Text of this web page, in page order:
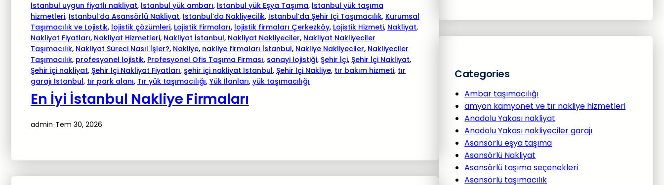
İstanbul uygun fiyatlı nakliyat, İstanbul yük ambarı, İstanbul yük Eşya Taşıma, İstanbul yük taşıma
hizmetleri, İstanbul’da Asansörlü Nakliyat, İstanbul’da Nakliyecilik, İstanbul’da Şehir İçi Taşımacılık, Kurumsal
Taşımacılık ve Lojistik, lojistik çözümleri, Lojistik Firmaları, lojistik firmaları Çerkezköy, Lojistik Hizmeti, Nakliyat
Nakliyat Fiyatları, Nakliyat Hizmetleri, Nakliyat İstanbul, Nakliyat Nakliyeciler, Nakliyat Nakliyeciler
Taşımacılık, Nakliyat Süreci Nasıl İşler?, Nakliye, nakliye firmaları İstanbul, Nakliye Nakliyeciler, Nakliyeciler
Taşımacılık, profesyonel lojistik, Profesyonel Ofis Taşıma Firması, sanayi lojistiği, Şehir İçi, Şehir İçi Nakliyat
Şehir içi nakliyat, Şehir İçi Nakliyat Fiyatları, şehir içi nakliyat İstanbul, Şehir İçi Nakliye, tır bakım hizmeti, tır
garajı İstanbul, tır park alanı, Tır yük taşımacılığı, Yük İlanları, yük taşımacılığı
En İyi İstanbul Nakliye Firmaları
admin· Tem 30, 2026
Categories
Ambar taşımacılığı
amyon kamyonet ve tır nakliye hizmetleri
Anadolu Yakası nakliyat
Anadolu Yakası nakliyeciler garajı
Asansörlü eşya taşıma
Asansörlü Nakliyat
Asansörlü taşıma seçenekleri
Asansörlü taşımacılık